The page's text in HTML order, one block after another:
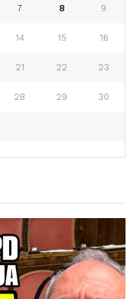
7 8 9
14 15 16
21 22 23
28 29 30